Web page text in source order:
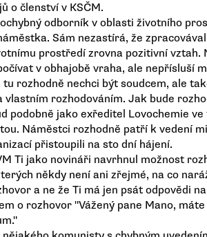
o členství v KSČM.
odborník v oblasti životního
Sám nezastírá, že
prostředí zrovna pozitivní vztah.
v obhajobě vraha, ale nepřísluší
rozhodně nechci být soudcem, ale
vlastním rozhodováním. Jak bude
podobně jako exředitel Lovochemie
Náměstci rozhodně patří k vedení
přistoupili na sto dní hájení.
Ti jako novináři navrhnul možnost
někdy není ani zřejmé, na co
a ne že Ti má jen psát odpovědi
o rozhovor "Vážený pane Mano,